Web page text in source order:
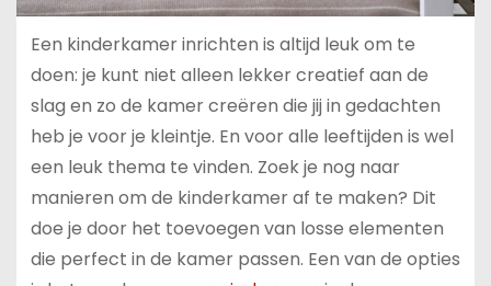
Een kinderkamer inrichten is altijd leuk om te
doen: je kunt niet alleen lekker creatief aan de
slag en zo de kamer creëren die jij in gedachten
heb je voor je kleintje. En voor alle leeftijden is wel
een leuk thema te vinden. Zoek je nog naar
manieren om de kinderkamer af te maken? Dit
doe je door het toevoegen van losse elementen
die perfect in de kamer passen. Een van de opties